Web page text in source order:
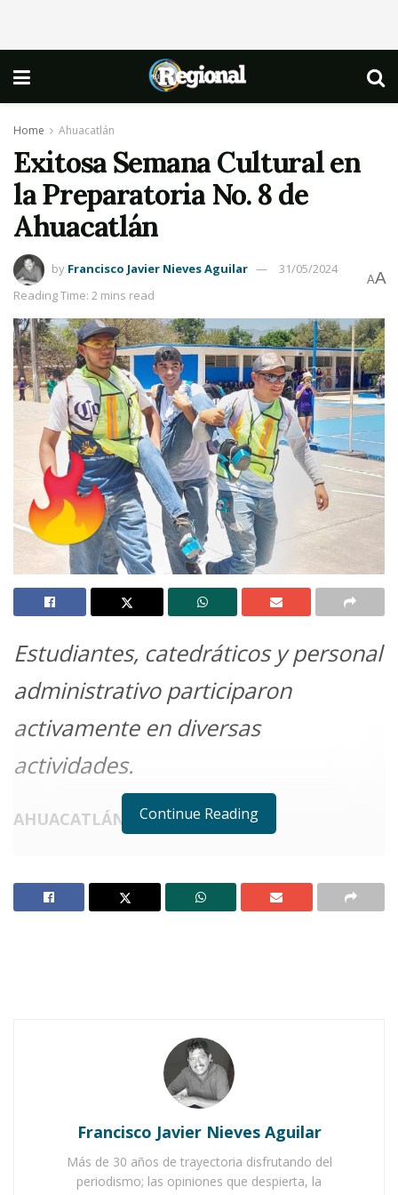
Home Ahuacatlán
Exitosa Semana Cultural en
la Preparatoria No. 8 de
Ahuacatlán
by Francisco Javier Nieves Aguilar
31/05/2024
Reading Time: 2 mins read
AA
Estudiantes, catedráticos y personal
administrativo participaron
activamente en diversas
actividades.
AHUACATLÁN.
Ana Brenda y José Zambrano, los nuevos rostros de
satisfactorios finalizó la Semana
Cultural organizada en la Unidad
Académica Preparatoria No. 8 de Ahuacatlán.
Toda la comunidad estudiantil, así como
catedráticos, trabajadores y personal
Continue Reading
Francisco Javier Nieves Aguilar
Más de 30 años de trayectoria disfrutando del
periodismo; las opiniones que despierta, la